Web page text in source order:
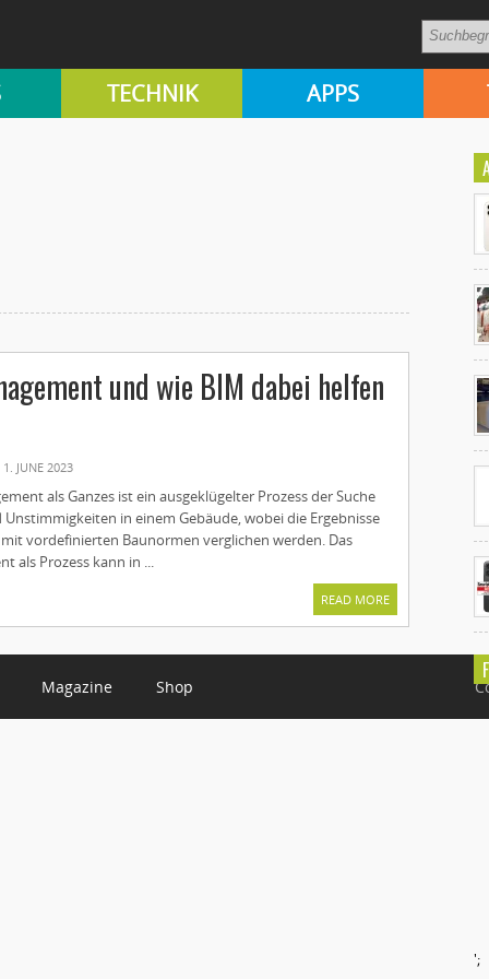
TECHNIK APPS
und wie BIM dabei helfen
1. JUNE 2023
als Ganzes ist ein ausgeklügelter Prozess der Suche
in einem Gebäude, wobei die Ergebnisse
vordefinierten Baunormen verglichen werden. Das
als Prozess kann in ...
READ MORE
';
Magazine Shop